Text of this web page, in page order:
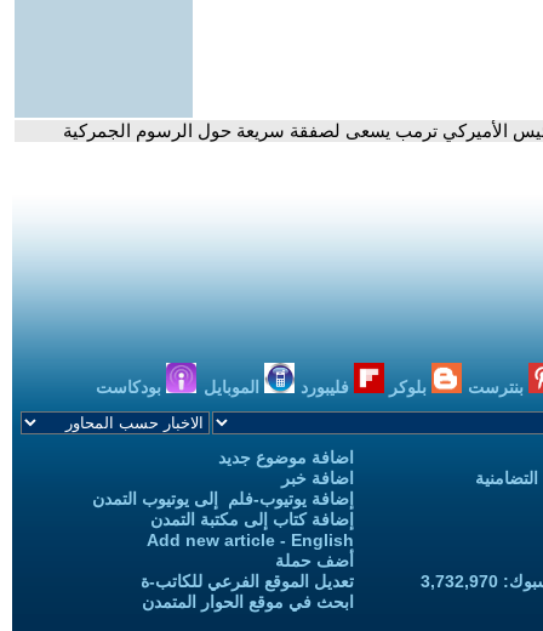
الأميركي ترمب يسعى لصفقة سريعة حول الرسوم الجمركية
بنترست بلوكر فليبورد الموبايل بودكاست
اضافة موضوع جديد
اضافة خبر
إضافة يوتيوب-فلم إلى يوتيوب التمدن
إضافة كتاب إلى مكتبة التمدن
Add new article - English
أضف حملة
تعديل الموقع الفرعي للكاتب-ة
ابحث في موقع الحوار المتمدن